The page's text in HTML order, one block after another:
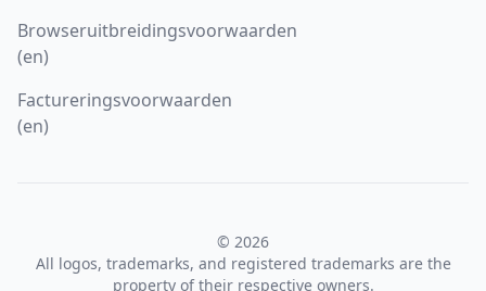
Browseruitbreidingsvoorwaarden
(en)
Factureringsvoorwaarden
(en)
© 2026
All logos, trademarks, and registered trademarks are the
property of their respective owners.